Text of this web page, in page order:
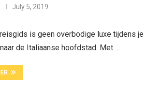
July 5, 2019
is geen overbodige luxe tijdens je
de Italiaanse hoofdstad. Met …